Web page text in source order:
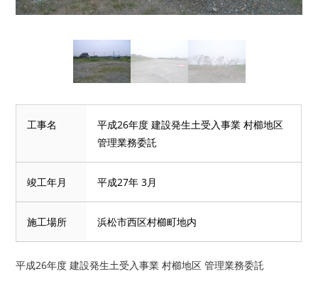
工事名
平成26年度 建設発生土受入事業 村櫛地区
管理業務委託
竣工年月 平成27年 3月
施工場所 浜松市西区村櫛町地内
平成26年度 建設発生土受入事業 村櫛地区 管理業務委託